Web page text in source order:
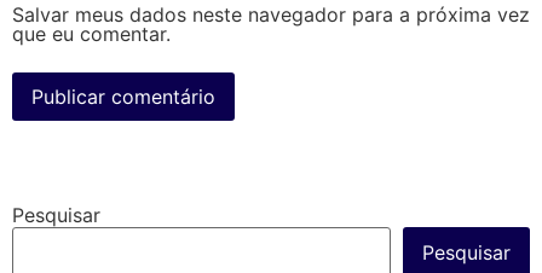
Salvar meus dados neste navegador para a próxima vez
que eu comentar.
Pesquisar
Pesquisar